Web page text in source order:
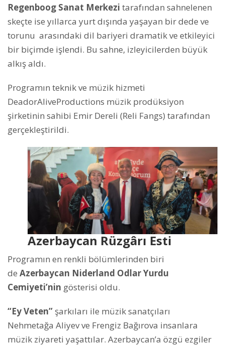
Regenboog Sanat Merkezi tarafından sahnelenen
skeçte ise yıllarca yurt dışında yaşayan bir dede ve
torunu arasındaki dil bariyeri dramatik ve etkileyici
bir biçimde işlendi. Bu sahne, izleyicilerden büyük
alkış aldı.
Programın teknik ve müzik hizmeti
DeadorAliveProductions müzik prodüksiyon
şirketinin sahibi Emir Dereli (Reli Fangs) tarafından
gerçekleştirildi.
Azerbaycan Rüzgârı Esti
Programın en renkli bölümlerinden biri
de Azerbaycan Niderland Odlar Yurdu
Cemiyeti’nin gösterisi oldu.
“Ey Veten” şarkıları ile müzik sanatçıları
Nehmetağa Aliyev ve Frengiz Bağırova insanlara
müzik ziyareti yaşattılar. Azerbaycan’a özgü ezgiler